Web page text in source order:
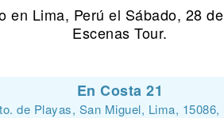
en Lima, Perú el Sábado, 28
Escenas Tour.
En Costa 21
de Playas, San Miguel, Lima, 15086,